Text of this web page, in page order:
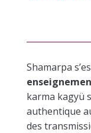
Shamarpa
karma kagyü
authentique
des